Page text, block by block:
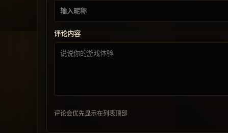
评论内容
评论会优先显示在列表顶部